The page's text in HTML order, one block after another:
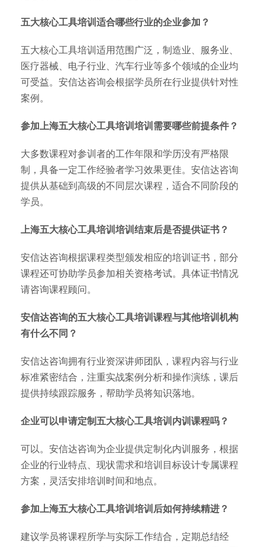
五大核心工具培训适合哪些行业的企业参加？
五大核心工具培训适用范围广泛，制造业、服务业、
医疗器械、电子行业、汽车行业等多个领域的企业均
可受益。安信达咨询会根据学员所在行业提供针对性
案例。
参加上海五大核心工具培训培训需要哪些前提条件？
大多数课程对参训者的工作年限和学历没有严格限
制，具备一定工作经验者学习效果更佳。安信达咨询
提供从基础到高级的不同层次课程，适合不同阶段的
学员。
上海五大核心工具培训培训结束后是否提供证书？
安信达咨询根据课程类型颁发相应的培训证书，部分
课程还可协助学员参加相关资格考试。具体证书情况
请咨询课程顾问。
安信达咨询的五大核心工具培训课程与其他培训机构
有什么不同？
安信达咨询拥有行业资深讲师团队，课程内容与行业
标准紧密结合，注重实战案例分析和操作演练，课后
提供持续跟踪服务，帮助学员将知识落地。
企业可以申请定制五大核心工具培训内训课程吗？
可以。安信达咨询为企业提供定制化内训服务，根据
企业的行业特点、现状需求和培训目标设计专属课程
方案，灵活安排培训时间和地点。
参加上海五大核心工具培训培训后如何持续精进？
建议学员将课程所学与实际工作结合，定期总结经